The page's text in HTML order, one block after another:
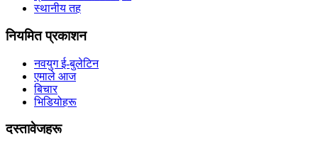
स्थानीय तह
नियमित प्रकाशन
नवयुग ई-बुलेटिन
एमाले आज
बिचार
भिडियोहरू
दस्तावेजहरू